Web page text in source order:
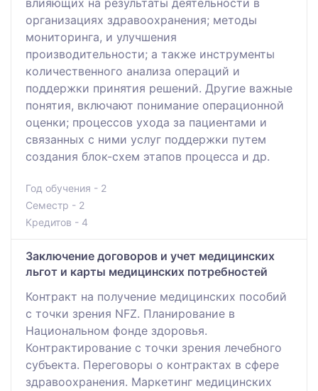
влияющих на результаты деятельности в
организациях здравоохранения; методы
мониторинга, и улучшения
производительности; а также инструменты
количественного анализа операций и
поддержки принятия решений. Другие важные
понятия, включают понимание операционной
оценки; процессов ухода за пациентами и
связанных с ними услуг поддержки путем
создания блок-схем этапов процесса и др.
Год обучения - 2
Семестр - 2
Кредитов - 4
Заключение договоров и учет медицинских
льгот и карты медицинских потребностей
Контракт на получение медицинских пособий
с точки зрения NFZ. Планирование в
Национальном фонде здоровья.
Контрактирование с точки зрения лечебного
субъекта. Переговоры о контрактах в сфере
здравоохранения. Маркетинг медицинских